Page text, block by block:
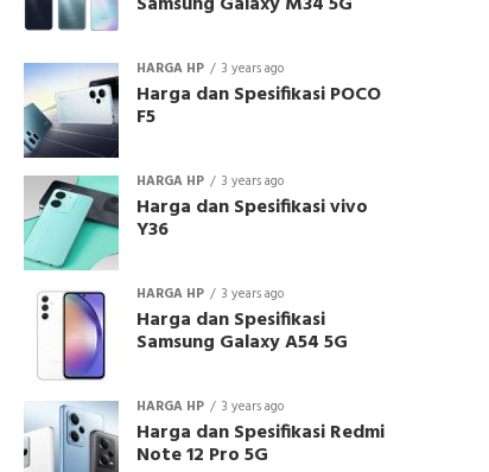
HARGA HP 3 years ago
Harga dan Spesifikasi POCO
F5
HARGA HP 3 years ago
Harga dan Spesifikasi vivo
Y36
HARGA HP 3 years ago
Harga dan Spesifikasi
Samsung Galaxy A54 5G
HARGA HP 3 years ago
Harga dan Spesifikasi Redmi
Note 12 Pro 5G